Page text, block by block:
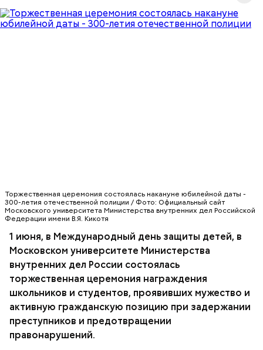
Торжественная церемония состоялась накануне юбилейной даты -
300-летия отечественной полиции / Фото: Официальный сайт
Московского университета Министерства внутренних дел Российской
Федерации имени В.Я. Кикотя
1 июня, в Международный день защиты детей, в
Московском университете Министерства
внутренних дел России состоялась
торжественная церемония награждения
школьников и студентов, проявивших мужество и
активную гражданскую позицию при задержании
преступников и предотвращении
правонарушений.
Множество людей совершают паломнические
поездки, чтобы поклониться мощам Святителя
Николая, которые находятся в Италии. 19 декабря
отмечается Никола Зимний, а 22 мая Никола вешний
или летний. Этот день установлен в память об
обретении его мощей.Томаты «Без заморочек», аджика
и лечо: топ-8 проверенных
рецептов закруток на зиму
Первые блюда